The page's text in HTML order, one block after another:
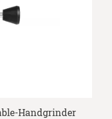
Handgrinder